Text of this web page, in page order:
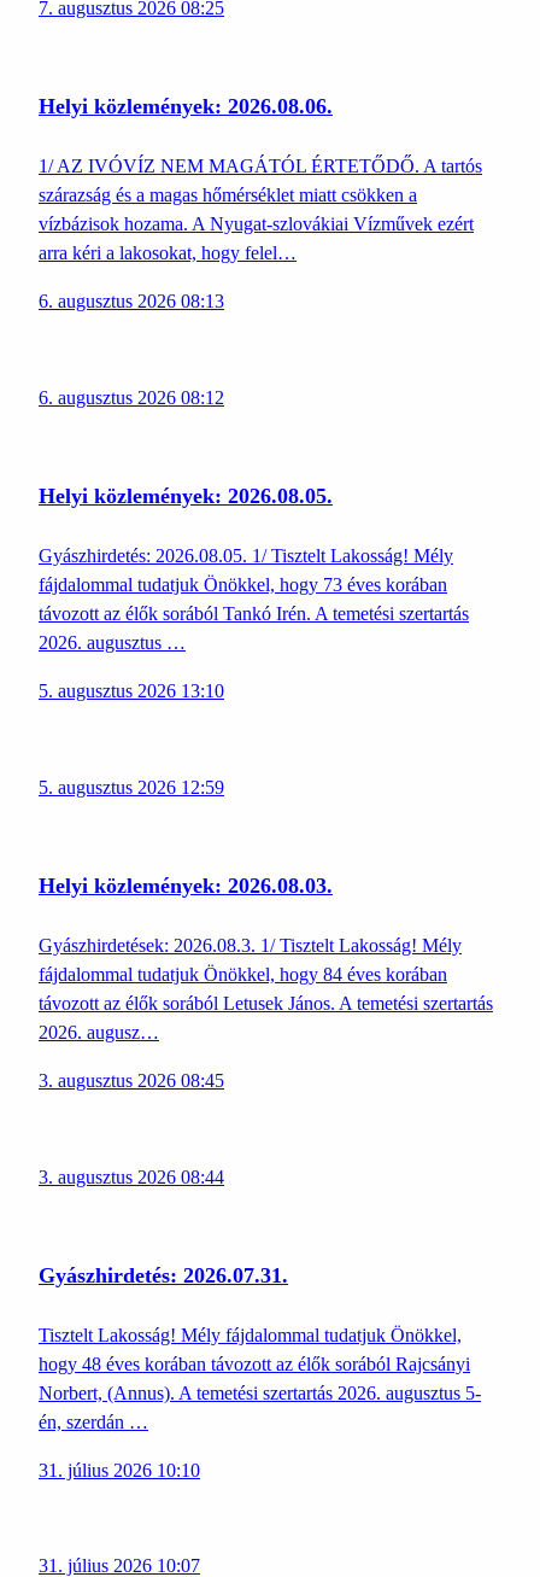
7. augusztus 2026 08:25
Helyi közlemények: 2026.08.06.
1/ AZ IVÓVÍZ NEM MAGÁTÓL ÉRTETŐDŐ. A tartós
szárazság és a magas hőmérséklet miatt csökken a
vízbázisok hozama. A Nyugat-szlovákiai Vízművek ezért
arra kéri a lakosokat, hogy felel…
6. augusztus 2026 08:13
6. augusztus 2026 08:12
Helyi közlemények: 2026.08.05.
Gyászhirdetés: 2026.08.05. 1/ Tisztelt Lakosság! Mély
fájdalommal tudatjuk Önökkel, hogy 73 éves korában
távozott az élők sorából Tankó Irén. A temetési szertartás
2026. augusztus …
5. augusztus 2026 13:10
5. augusztus 2026 12:59
Helyi közlemények: 2026.08.03.
Gyászhirdetések: 2026.08.3. 1/ Tisztelt Lakosság! Mély
fájdalommal tudatjuk Önökkel, hogy 84 éves korában
távozott az élők sorából Letusek János. A temetési szertartás
2026. augusz…
3. augusztus 2026 08:45
3. augusztus 2026 08:44
Gyászhirdetés: 2026.07.31.
Tisztelt Lakosság! Mély fájdalommal tudatjuk Önökkel,
hogy 48 éves korában távozott az élők sorából Rajcsányi
Norbert, (Annus). A temetési szertartás 2026. augusztus 5-
én, szerdán …
31. július 2026 10:10
31. július 2026 10:07